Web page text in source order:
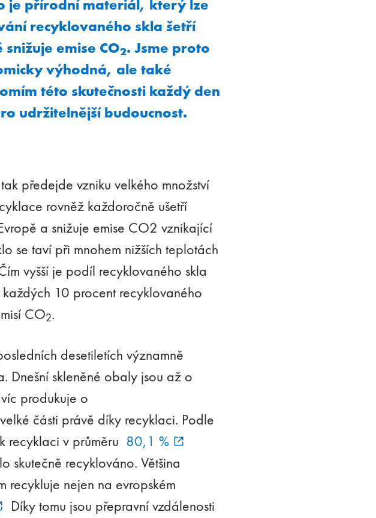
je přírodní materiál, který lze
recyklovaného skla šetří
emise CO2. Jsme proto
výhodná, ale také
této skutečnosti každý den
udržitelnější budoucnost.
předejde vzniku velkého množství
rovněž každoročně ušetří
a snižuje emise CO2 vznikající
se taví při mnohem nižších teplotách
vyšší je podíl recyklovaného skla
10 procent recyklovaného
CO2.
desetiletích významně
Dnešní skleněné obaly jsou až o
produkuje o
části právě díky recyklaci. Podle
recyklaci v průměru 80,1 %
skutečně recyklováno. Většina
recykluje nejen na evropském
Díky tomu jsou přepravní vzdálenosti